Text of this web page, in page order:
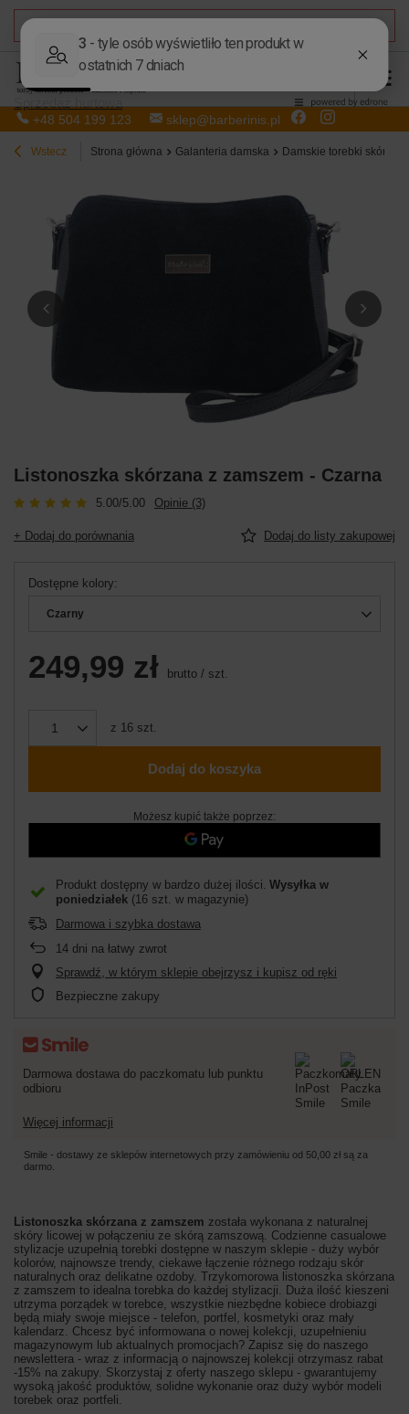
+48 504 199 123 sklep@barberinis.pl
Wstecz Strona główna Galanteria damska Damskie torebki
Listonoszka skórzana z zamszem - Czarna
5.00/5.00 Opinie (3)
+ Dodaj do porównania Dodaj do listy zakupowej
Dostępne kolory
Czarny
249,99 zł brutto / szt.
z 16 szt.
Dodaj do koszyka
Możesz kupić także poprzez:
Produkt dostępny w bardzo dużej ilości Wysyłka w
poniedziałek (16 szt. w magazynie)
Darmowa i szybka dostawa
14 dni na łatwy zwrot
Sprawdź, w którym sklepie obejrzysz i kupisz od ręki
Bezpieczne zakupy
Darmowa dostawa do paczkomatu lub punktu
odbioru
Więcej informacji
Smile - dostawy ze sklepów internetowych przy zamówieniu od 50,00 zł są za
darmo.
Listonoszka skórzana z zamszem została wykonana z naturalnej
skóry licowej w połączeniu ze skórą zamszową. Codzienne casualowe
stylizacje uzupełnią torebki dostępne w naszym sklepie - duży wybór
kolorów, najnowsze trendy, ciekawe łączenie różnego rodzaju skór
naturalnych oraz delikatne ozdoby. Trzykomorowa listonoszka skórzana
z zamszem to idealna torebka do każdej stylizacji. Duża ilość kieszeni
utrzyma porządek w torebce, wszystkie niezbędne kobiece drobiazgi
będą miały swoje miejsce - telefon, portfel, kosmetyki oraz mały
kalendarz. Chcesz być informowana o nowej kolekcji, uzupełnieniu
magazynowym lub aktualnych promocjach? Zapisz się do naszego
newslettera - wraz z informacją o najnowszej kolekcji otrzymasz rabat
-15% na zakupy. Skorzystaj z oferty naszego sklepu - gwarantujemy
wysoką jakość produktów, solidne wykonanie oraz duży wybór modeli
torebek oraz portfeli.